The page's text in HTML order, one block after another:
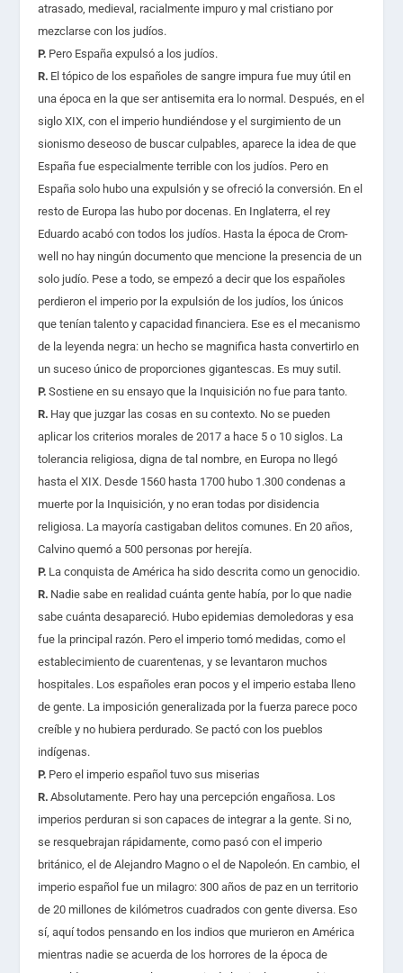
atrasado, medieval, racialmente impuro y mal cristiano por
mezclarse con los judíos.
P. Pero España expulsó a los judíos.
R. El tópico de los españoles de sangre impura fue muy útil en
una época en la que ser antisemita era lo normal. Después, en el
siglo XIX, con el imperio hundiéndose y el surgimiento de un
sionismo deseoso de buscar culpables, aparece la idea de que
España fue especialmente terrible con los judíos. Pero en
España solo hubo una expulsión y se ofreció la conversión. En el
resto de Europa las hubo por docenas. En Inglaterra, el rey
Eduardo acabó con todos los judíos. Hasta la época de Crom­
well no hay ningún documento que mencione la presencia de un
solo judío. Pese a todo, se empezó a decir que los españoles
perdieron el imperio por la expulsión de los judíos, los únicos
que tenían talento y capacidad financiera. Ese es el mecanismo
de la leyenda negra: un hecho se magnifica hasta convertirlo en
un suceso único de proporciones gigantescas. Es muy sutil.
P.Sostiene en su ensayo que la Inquisición no fue para tanto.
R. Hay que juzgar las cosas en su contexto. No se pueden
aplicar los criterios morales de 2017 a hace 5 o 10 siglos. La
tolerancia religiosa, digna de tal nombre, en Europa no llegó
hasta el XIX. Desde 1560 hasta 1700 hubo 1.300 condenas a
muerte por la Inquisición, y no eran todas por disidencia
religiosa. La mayoría castigaban delitos comunes. En 20 años,
Calvino quemó a 500 personas por herejía.
P. La conquista de América ha sido descrita como un genocidio.
R. Nadie sabe en realidad cuánta gente había, por lo que nadie
sabe cuánta desapareció. Hubo epidemias demoledoras y esa
fue la principal razón. Pero el imperio tomó medidas, como el
establecimiento de cuarentenas, y se levantaron muchos
hospitales. Los españoles eran pocos y el imperio estaba lleno
de gente. La imposición generalizada por la fuerza parece poco
creíble y no hubiera perdurado. Se pactó con los pueblos
indígenas.
P. Pero el imperio español tuvo sus miserias
R. Absolutamente. Pero hay una percepción engañosa. Los
imperios perduran si son capaces de integrar a la gente. Si no,
se resquebrajan rápidamente, como pasó con el imperio
británico, el de Alejandro Magno o el de Napoleón. En cambio, el
imperio español fue un milagro: 300 años de paz en un territorio
de 20 millones de kilómetros cuadrados con gente diversa. Eso
sí, aquí todos pensando en los indios que murieron en América
mientras nadie se acuerda de los horrores de la época de